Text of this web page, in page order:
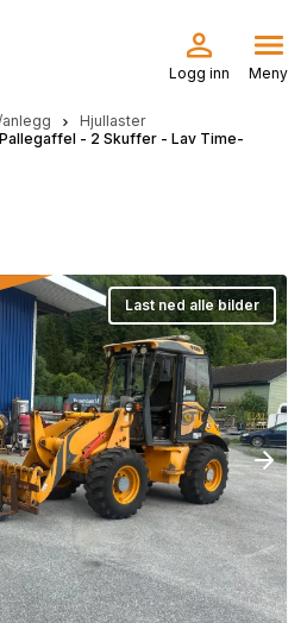
Logg inn Meny
Hjullaster
- 2 Skuffer - Lav Time-
Last ned alle bilder